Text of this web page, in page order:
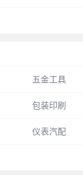
五金工具
包装印刷
仪表汽配